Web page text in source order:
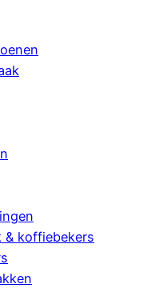
& koffiebekers